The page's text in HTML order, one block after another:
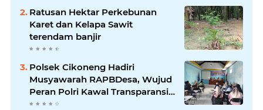
Ratusan Hektar Perkebunan
Karet dan Kelapa Sawit
terendam banjir
Polsek Cikoneng Hadiri
Musyawarah RAPBDesa, Wujud
Peran Polri Kawal Transparansi
dan Kamtibmas Desa